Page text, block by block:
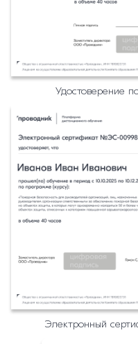
Удостоверение
Электронный